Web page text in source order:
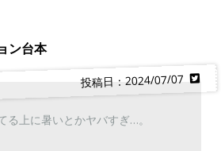
ン台本
投稿日：2024/07/07
る上に暑いとかヤバすぎ…。